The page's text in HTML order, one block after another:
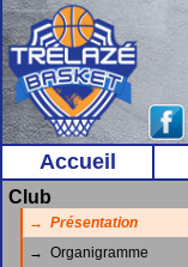
Accueil
Club
→ Présentation
→ Organigramme